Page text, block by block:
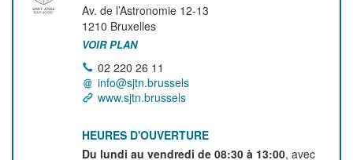
Av. de l’Astronomie 12-13
1210 Bruxelles
VOIR PLAN
02 220 26 11
info@sjtn.brussels
www.sjtn.brussels
HEURES D'OUVERTURE
Du lundi au vendredi de 08:30 à 13:00, avec